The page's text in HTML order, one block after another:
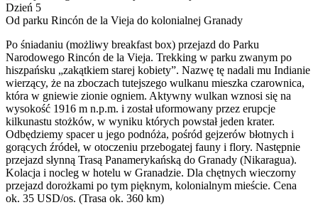
Dzień 5
Od parku Rincón de la Vieja do kolonialnej Granady
Po śniadaniu (możliwy breakfast box) przejazd do Parku
Narodowego Rincón de la Vieja. Trekking w parku zwanym po
hiszpańsku „zakątkiem starej kobiety”. Nazwę tę nadali mu Indianie
wierzący, że na zboczach tutejszego wulkanu mieszka czarownica,
która w gniewie zionie ogniem. Aktywny wulkan wznosi się na
wysokość 1916 m n.p.m. i został uformowany przez erupcje
kilkunastu stożków, w wyniku których powstał jeden krater.
Odbędziemy spacer u jego podnóża, pośród gejzerów błotnych i
gorących źródeł, w otoczeniu przebogatej fauny i flory. Następnie
przejazd słynną Trasą Panamerykańską do Granady (Nikaragua).
Kolacja i nocleg w hotelu w Granadzie. Dla chętnych wieczorny
przejazd dorożkami po tym pięknym, kolonialnym mieście. Cena
ok. 35 USD/os. (Trasa ok. 360 km)